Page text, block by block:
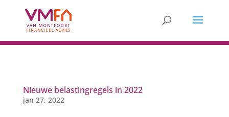
Nieuwe belastingregels in 2022
jan 27, 2022